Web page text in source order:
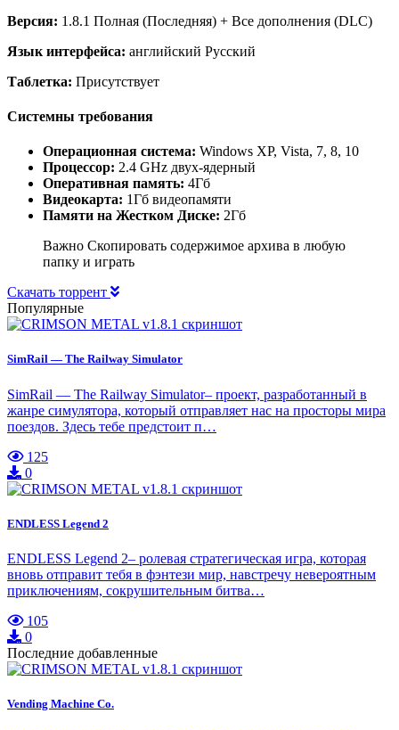
Версия: 1.8.1 Полная (Последняя) + Все дополнения (DLC)
Язык интерфейса: английский Русский
Таблетка: Присутствует
Системны требования
Операционная система: Windows XP, Vista, 7, 8, 10
Процессор: 2.4 GHz двух-ядерный
Оперативная память: 4Гб
Видеокарта: 1Гб видеопамяти
Памяти на Жестком Диске: 2Гб
Важно Скопировать содержимое архива в любую
папку и играть
Скачать торрент
Популярные
SimRail — The Railway Simulator
SimRail — The Railway Simulator– проект, разработанный в
жанре симулятора, который отправляет нас на просторы мира
поездов. Здесь тебе предстоит п…
125
0
ENDLESS Legend 2
ENDLESS Legend 2– ролевая стратегическая игра, которая
вновь отправит тебя в фэнтези мир, навстречу невероятным
приключениям, сокрушительным битва…
105
0
Последние добавленные
Vending Machine Co.